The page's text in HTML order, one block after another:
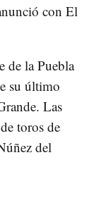
con El
de la Puebla
su último
Las
toros de
del